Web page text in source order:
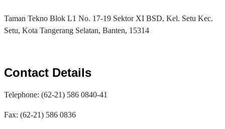
Taman Tekno Blok L1 No. 17-19 Sektor XI BSD, Kel. Setu Kec.
Setu, Kota Tangerang Selatan, Banten, 15314
Contact Details
Telephone: (62-21) 586 0840-41
Fax: (62-21) 586 0836